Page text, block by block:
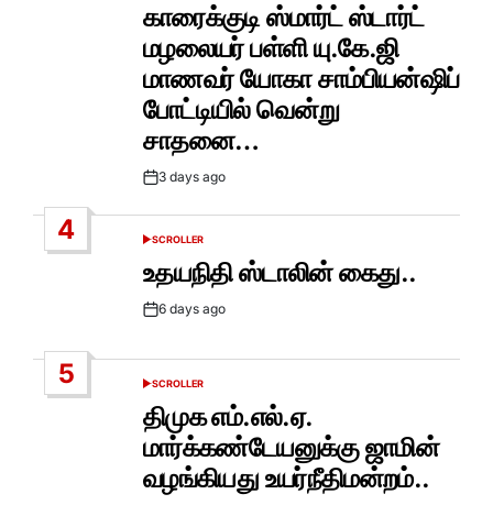
காரைக்குடி ஸ்மார்ட் ஸ்டார்ட்
மழலையர் பள்ளி யு.கே.ஜி
மாணவர் யோகா சாம்பியன்ஷிப்
போட்டியில் வென்று
சாதனை…
Post3 days ago
4
POSTED
SCROLLER
உதயநிதி ஸ்டாலின் கைது..
Post6 days ago
5
POSTED
SCROLLER
திமுக எம்.எல்.ஏ.
மார்க்கண்டேயனுக்கு ஜாமின்
வழங்கியது உயர்நீதிமன்றம்..